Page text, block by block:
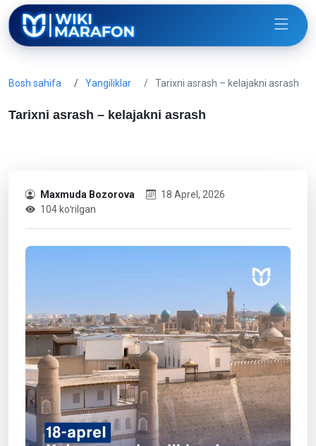
Bosh sahifa Yangiliklar Tarixni asrash – kelajakni asrash
Tarixni asrash – kelajakni asrash
Maxmuda Bozorova
18 Aprel, 2026
104 koʻrilgan